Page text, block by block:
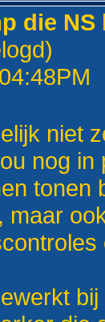
die NS
niet
nog
tonen
maar